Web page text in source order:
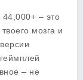
44,000+ – это
мозга и
– не